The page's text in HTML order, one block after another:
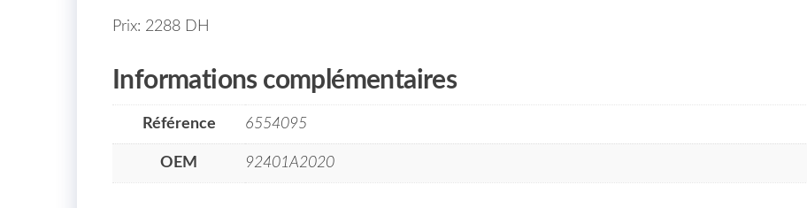
Prix: 2288 DH
Informations complémentaires
Référence 6554095
OEM 92401A2020